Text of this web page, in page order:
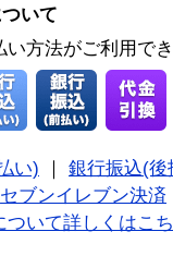
いて
い方法がご利用で
い)
銀行振込(後
セブンイレブン決済
ついて詳しくはこ